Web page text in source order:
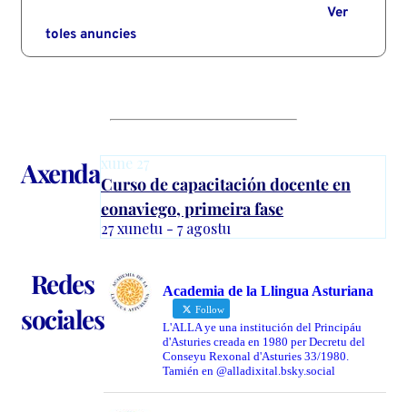
Ver
toles anuncies
Axendaxune 27
Curso de capacitación docente en
eonaviego, primeira fase
27 xunetu - 7 agostu
Redes
sociales
Academia de la Llingua Asturiana
Follow
L'ALLA ye una institución del Principáu
d'Asturies creada en 1980 per Decretu del
Conseyu Rexonal d'Asturies 33/1980.
Tamién en @alladixital.bsky.social